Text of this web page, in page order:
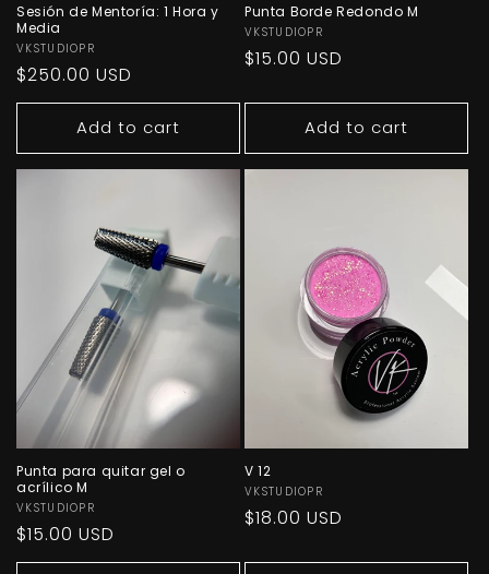
Sesión de Mentoría: 1 Hora y
Media
Vendor:
VKSTUDIOPR
Regular
price
$250.00 USD
Add to cart
Punta Borde Redondo M
Vendor:
VKSTUDIOPR
Regular
$15.00 USD
Add to cart
Punta para quitar gel o
acrílico M
Vendor:
VKSTUDIOPR
Regular
price
$15.00 USD
V 12
Vendor:
VKSTUDIOPR
Regular
$18.00 USD